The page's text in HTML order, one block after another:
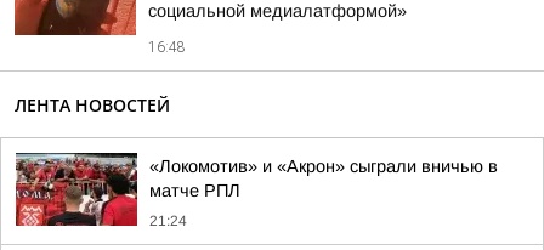
социальной медиалатформой»
16:48
ЛЕНТА НОВОСТЕЙ
«Локомотив» и «Акрон» сыграли вничью в
матче РПЛ
21:24